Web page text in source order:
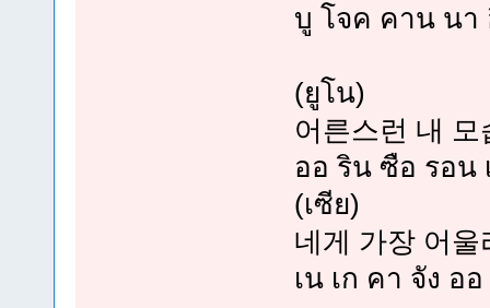
บู โจค คาน นา
(ยูโน)
어른스런 내
ออ ริน ซือ รอน
(เซีย)
네게 가장 어
เน เก คา จัง อ